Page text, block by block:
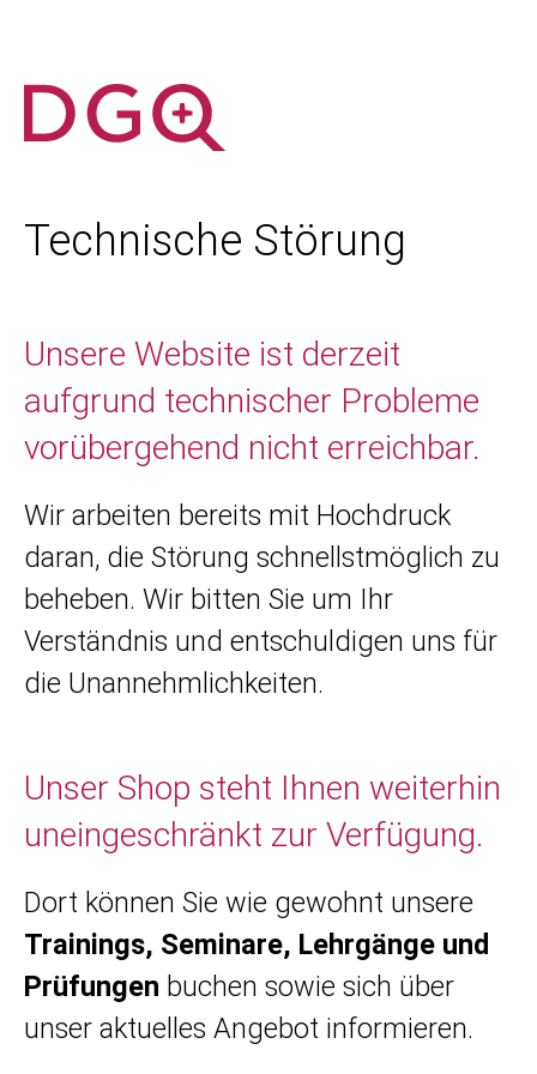
Technische Störung
Unsere Website ist derzeit
aufgrund technischer Probleme
vorübergehend nicht erreichbar.
Wir arbeiten bereits mit Hochdruck
daran, die Störung schnellstmöglich zu
beheben. Wir bitten Sie um Ihr
Verständnis und entschuldigen uns für
die Unannehmlichkeiten.
Unser Shop steht Ihnen weiterhin
uneingeschränkt zur Verfügung.
Dort können Sie wie gewohnt unsere
Trainings, Seminare, Lehrgänge und
Prüfungen buchen sowie sich über
unser aktuelles Angebot informieren.